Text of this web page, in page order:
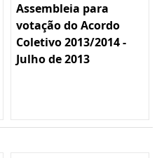
Assembleia para
votação do Acordo
Coletivo 2013/2014 -
Julho de 2013